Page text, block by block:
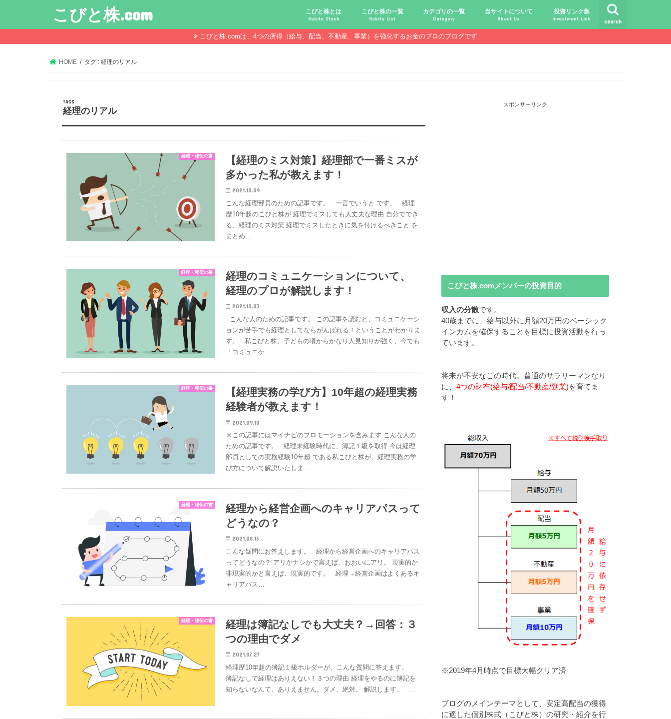
こびと株.com search
こびと株とは
Kobito Stock
こびと株投資を始める前に マジメなだけじゃ報われない時代？
配当金が守る、今-老後-子供達！
配当金があればこんなに遊べる！
債券・投信・中古１Rとの違い
口座開設！こびと探しの旅へ！
必ず知っておきたい専門用語集
こびと株の10条件
こびと株のメリット,デメリット
こびと株の投資10原則
こびと株投資のモデル紹介
こびと株の一覧
Kobito List
こびとNo.2169 CDS
こびとNo.4762 エックスネット
こびとNo.7751 キヤノン
こびとNo.7820 ニホンフラッシュ
こびとNo.7921 宝印刷
こびとNo.9986 蔵王産業
カテゴリの一覧
Category
こびと株.comライフ
給与ハック
副業ハック
配当金ハック
年金ハック
倹約ハック
当サイトについて
About Us
投資リンク集
Investment Link
こびと株.comは、4つの所得（給与、配当、不動産、事業）を強化するお金のプロのブログです
HOME タグ : 経理のリアル
経理のリアル
経理・秘伝の書
【経理のミス対策】経理部で一番ミスが
多かった私が教えます！
2021.10.09
こんな経理部員のための記事です。 一言でいうと です。 経理
歴10年超のこびと株が 経理でミスしても大丈夫な理由 自分ででき
る、経理のミス対策 経理でミスしたときに気を付けるべきこと を
まとめ…
経理・秘伝の書
経理のコミュニケーションについて、
経理のプロが解説します！
2021.10.03
こんな人のための記事です。 この記事を読むと、コミュニケーシ
ョンが苦手でも経理としてならがんばれる！ということがわかりま
す。 私こびと株、子どもの頃からかなり人見知りが強く、今でも
「コミュニケ…
経理・秘伝の書
【経理実務の学び方】10年超の経理実務
経験者が教えます！
2021.09.10
※この記事にはマイナビのプロモーションを含みます こんな人の
ための記事です。 経理未経験時代に、簿記１級を取得 今は経理
部員としての実務経験10年超 である私こびと株が、経理実務の学
び方について解説いたしま…
経理・秘伝の書
経理から経営企画へのキャリアパスって
どうなの？
2021.08.13
こんな疑問にお答えします。 経理から経営企画へのキャリアパス
ってどうなの？ アリかナシかで言えば、おおいにアリ。 現実的か
非現実的かと言えば、現実的です。 経理→経営企画はよくあるキ
ャリアパス…
経理・秘伝の書
経理は簿記なしでも大丈夫？→回答：３
つの理由でダメ
2021.07.27
経理歴10年超の簿記１級ホルダーが、こんな質問に答えます。
簿記なしで経理はありえない！３つの理由 経理をやるのに簿記を
知らないなんて、ありえません。ダメ、絶対。 解説します。 …
スポンサーリンク
こびと株.comメンバーの投資目的
収入の分散です。
40歳までに、給与以外に月額20万円のベーシック
インカムを確保することを目標に投資活動を行っ
ています。
将来が不安なこの時代。普通のサラリーマンなり
に、 4つの財布(給与/配当/不動産/副業)を育てま
す！
※2019年4月時点で目標大幅クリア済
ブログのメインテーマとして、安定高配当の獲得
に適した個別株式（こびと株）の研究・紹介を行